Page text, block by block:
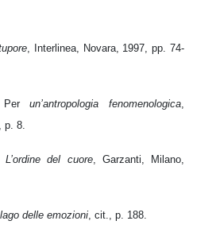
, Interlinea, Novara, 1997, pp. 74-
Perun’antropologia fenomenologica,
p. 8.
L’ordine del cuore, Garzanti, Milano,
delle emozioni, cit., p. 188.